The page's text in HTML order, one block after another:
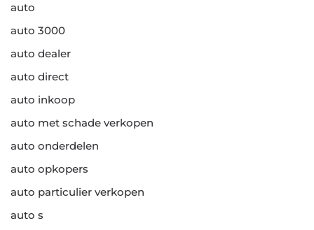
auto
auto 3000
auto dealer
auto direct
auto inkoop
auto met schade verkopen
auto onderdelen
auto opkopers
auto particulier verkopen
auto s